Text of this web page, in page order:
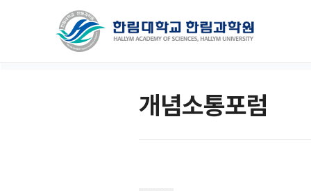
개념소통포럼